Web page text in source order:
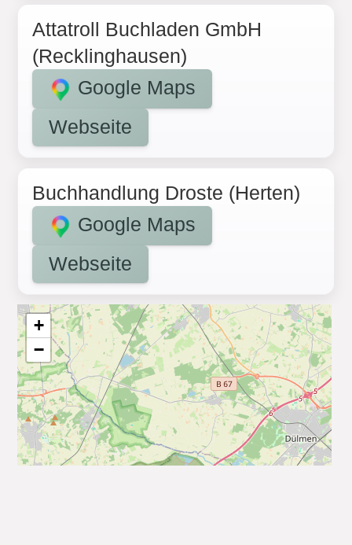
Attatroll Buchladen GmbH
(Recklinghausen)
Google Maps
Webseite
Buchhandlung Droste (Herten)
Google Maps
Webseite
+
−